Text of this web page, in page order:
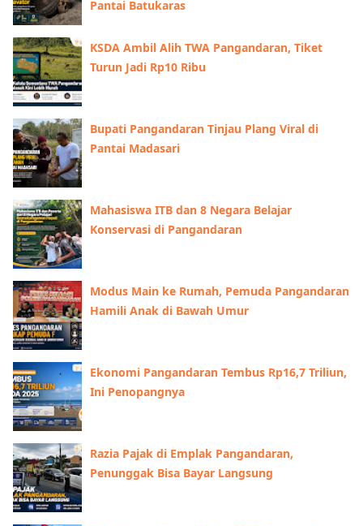
Pantai Batukaras
KSDA Ambil Alih TWA Pangandaran, Tiket
Turun Jadi Rp10 Ribu
Bupati Pangandaran Tinjau Plang Viral di
Pantai Madasari
Mahasiswa ITB dan 8 Negara Belajar
Konservasi di Pangandaran
Modus Main ke Rumah, Pemuda Pangandaran
Hamili Anak di Bawah Umur
Ekonomi Pangandaran Tembus Rp16,7 Triliun,
Ini Penopangnya
Razia Pajak di Emplak Pangandaran,
Penunggak Bisa Bayar Langsung